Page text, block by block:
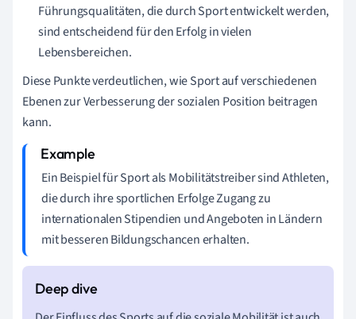
Führungsqualitäten, die durch Sport entwickelt werden,
sind entscheidend für den Erfolg in vielen
Lebensbereichen.
Diese Punkte verdeutlichen, wie Sport auf verschiedenen
Ebenen zur Verbesserung der sozialen Position beitragen
kann.
Ein Beispiel für Sport als Mobilitätstreiber sind Athleten,
die durch ihre sportlichen Erfolge Zugang zu
internationalen Stipendien und Angeboten in Ländern
mit besseren Bildungschancen erhalten.